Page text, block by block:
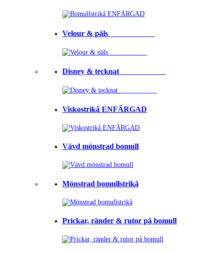
Velour & päls⠀⠀⠀⠀⠀⠀⠀⠀
Disney & tecknat⠀⠀⠀⠀⠀⠀⠀⠀
Viskostrikå ENFÄRGAD
Vävd mönstrad bomull
Mönstrad bomullstrikå
Prickar, ränder & rutor på bomull